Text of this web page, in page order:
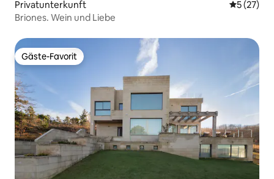
Privatunterkunft
5 (27)
Briones. Wein und Liebe
Gäste-Favorit
Gäste-Favorit